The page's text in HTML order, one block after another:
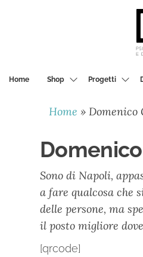
Home Shop Progetti
Home »Domenico
Sono di Napoli,
a fare qualcosa che
delle persone, ma
il posto migliore
[qrcode]